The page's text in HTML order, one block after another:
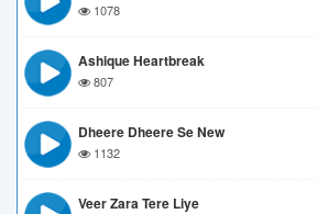
1078
Ashique Heartbreak
807
Dheere Dheere Se New
1132
Veer Zara Tere Liye